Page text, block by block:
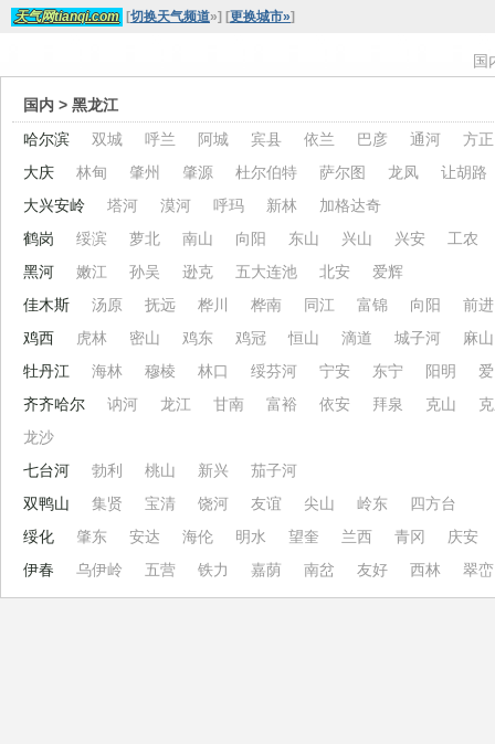
天气网tianqi.com [切换天气频道»] [更换城市»]
国
国内 > 黑龙江
哈尔滨
双城 呼兰 阿城 宾县 依兰 巴彦 通河
方正
大庆
林甸 肇州 肇源 杜尔伯特 萨尔图 龙凤
让胡路
大兴安岭
塔河 漠河 呼玛 新林
加格达奇
鹤岗
绥滨 萝北 南山 向阳 东山 兴山 兴安
工农
黑河
嫩江 孙吴 逊克 五大连池 北安
爱辉
佳木斯
汤原 抚远 桦川 桦南 同江 富锦 向阳
前进
鸡西
虎林 密山 鸡东 鸡冠 恒山 滴道 城子河
麻山
牡丹江
海林 穆棱 林口 绥芬河 宁安 东宁 阳明
齐齐哈尔
讷河 龙江 甘南 富裕 依安 拜泉 克山
龙沙
七台河
勃利 桃山 新兴
茄子河
双鸭山
集贤 宝清 饶河 友谊 尖山 岭东
四方台
绥化
肇东 安达 海伦 明水 望奎 兰西 青冈
庆安
伊春
乌伊岭 五营 铁力 嘉荫 南岔 友好 西林 翠峦